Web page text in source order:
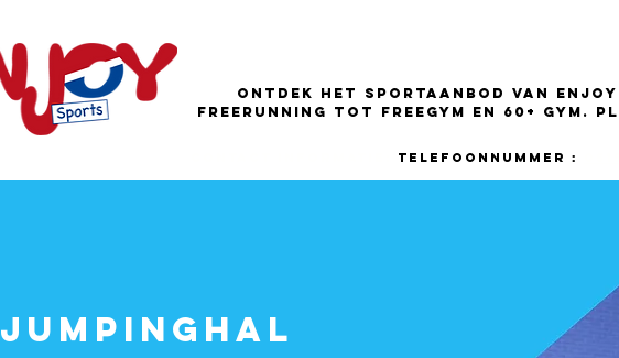
Ontdek het sportaanbod van
freerunning tot freegym en 60+ gym.
Telefoonnummer :
JUMPINGHAL